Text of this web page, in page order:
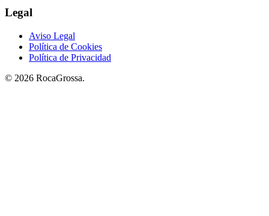
Legal
Aviso Legal
Política de Cookies
Política de Privacidad
© 2026 RocaGrossa.